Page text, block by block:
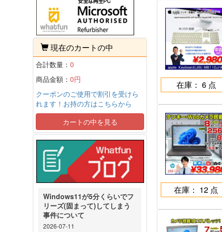
在庫： 6 点
在庫： 12 点
現在のカートの中
合計数量： 0
商品金額： 0円
クーポンのご使用で割引を受けら
れます！お持の方はこちらから
カートの中を見る
Windows11が5分くらいでフ
リーズ(固まって)してしまう
事件について
2026-07-11